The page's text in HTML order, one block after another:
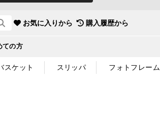
お気に入りから 購入履歴から
ての方
スケット スリッパ フォトフレーム